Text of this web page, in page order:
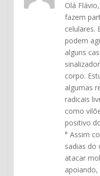
Olá
fazem
celulares.
podem
alguns
corpo.
algumas
radicais
como
positivo
° Assim
sadias do
atacar